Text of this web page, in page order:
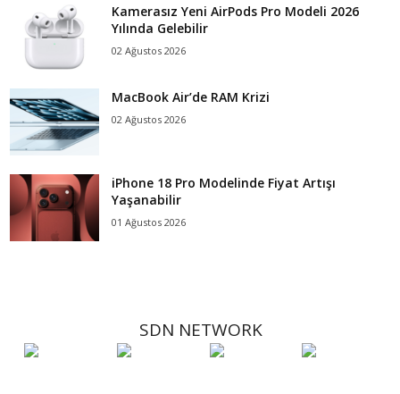
Kamerasız Yeni AirPods Pro Modeli 2026
Yılında Gelebilir
02 Ağustos 2026
MacBook Air’de RAM Krizi
02 Ağustos 2026
iPhone 18 Pro Modelinde Fiyat Artışı
Yaşanabilir
01 Ağustos 2026
SDN NETWORK